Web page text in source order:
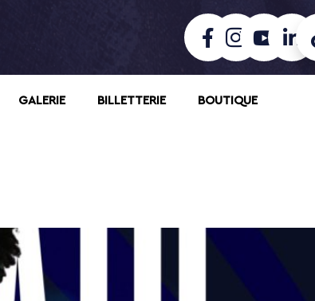
GALERIE BILLETTERIE BOUTIQUE